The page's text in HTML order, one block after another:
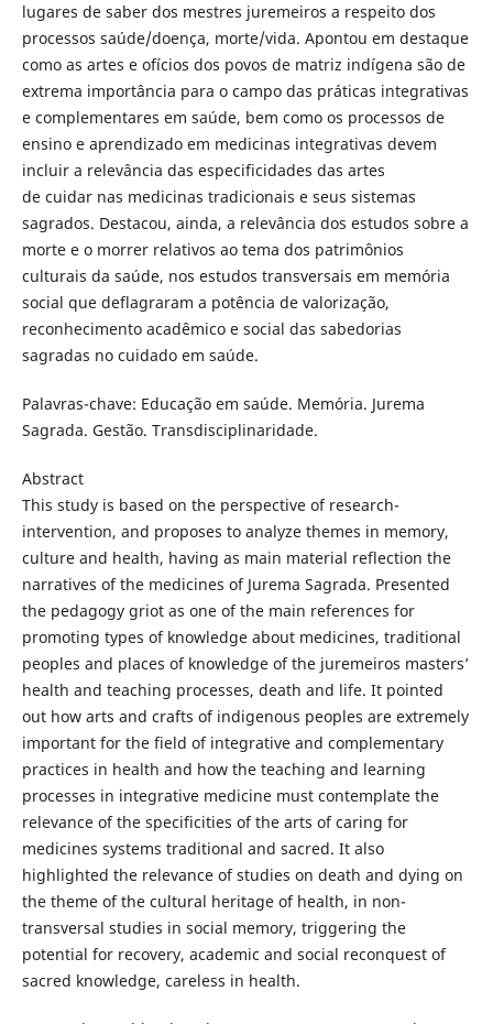
lugares de saber dos mestres juremeiros a respeito dos
processos saúde/doença, morte/vida. Apontou em destaque
como as artes e ofícios dos povos de matriz indígena são de
extrema importância para o campo das práticas integrativas
e complementares em saúde, bem como os processos de
ensino e aprendizado em medicinas integrativas devem
incluir a relevância das especificidades das artes
de cuidar nas medicinas tradicionais e seus sistemas
sagrados. Destacou, ainda, a relevância dos estudos sobre a
morte e o morrer relativos ao tema dos patrimônios
culturais da saúde, nos estudos transversais em memória
social que deflagraram a potência de valorização,
reconhecimento acadêmico e social das sabedorias
sagradas no cuidado em saúde.
Palavras-chave: Educação em saúde. Memória. Jurema
Sagrada. Gestão. Transdisciplinaridade.
Abstract
This study is based on the perspective of research-
intervention, and proposes to analyze themes in memory,
culture and health, having as main material reflection the
narratives of the medicines of Jurema Sagrada. Presented
the pedagogy griot as one of the main references for
promoting types of knowledge about medicines, traditional
peoples and places of knowledge of the juremeiros masters’
health and teaching processes, death and life. It pointed
out how arts and crafts of indigenous peoples are extremely
important for the field of integrative and complementary
practices in health and how the teaching and learning
processes in integrative medicine must contemplate the
relevance of the specificities of the arts of caring for
medicines systems traditional and sacred. It also
highlighted the relevance of studies on death and dying on
the theme of the cultural heritage of health, in non-
transversal studies in social memory, triggering the
potential for recovery, academic and social reconquest of
sacred knowledge, careless in health.